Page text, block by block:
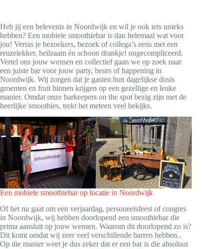
Heb jij een belevenis in Noordwijk en wil je ook iets unieks
hebben? Een mobiele smoothiebar is dan helemaal wat voor
jou! Verras je bezoekers, bezoek of collega’s eens met een
reuzelekker, heilzaam én schoon drankje! ongecompliceerd.
Vertel ons jouw wensen en collectief gaan we op zoek naar
een juiste bar voor jouw party, beurs of happening in
Noordwijk. Wij zorgen dat je gasten hun dagelijkse dosis
groenten en fruit binnen krijgen op een gezellige en leuke
manier. Omdat onze barkeepers on the spot bezig zijn met de
heerlijke smoothies, trekt het meteen veel bekijks.
Een mobiele smoothiebar op locatie in Noordwijk
Of het nu gaat om een verjaardag, personeelsfeest of congres
in Noordwijk, wij hebben doorlopend een smoothiebar die
prima aansluit op jouw wensen. Waarom dit doorlopend zo is?
Dit komt omdat wij zeer veel verschillende barren hebben..
Op die manier weet je dus zeker dat er een bar is die absoluut